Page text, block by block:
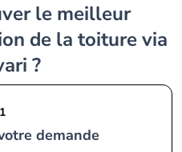
de la toiture via
?
1
demande